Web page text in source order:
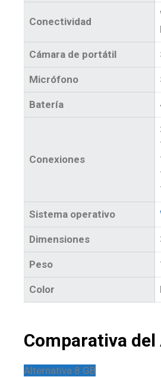
Conectividad
Cámara de portátil
Micrófono
Batería
Conexiones
Sistema operativo
Dimensiones
Peso
Color
Comparativa del
Alternativa 8 GB